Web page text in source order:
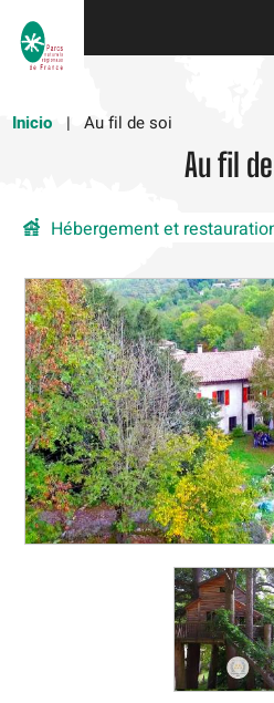
Inicio
Au fil de soi
Au fil
Hébergement et